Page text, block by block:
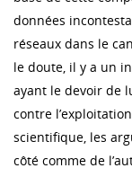
données
réseaux dans le
le doute, il y a un
ayant le devoir de
contre
scientifique, les
côté comme de